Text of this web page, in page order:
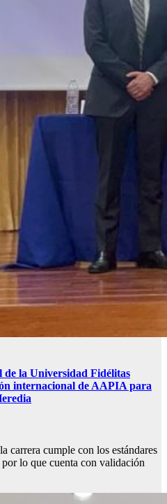
la Universidad Fidélitas
internacional de AAPIA para
carrera cumple con los estándares
lo que cuenta con validación